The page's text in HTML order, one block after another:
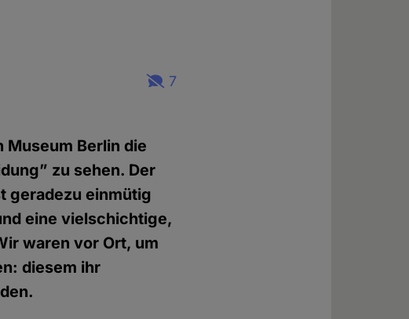
7
Museum Berlin die
zu sehen. Der
geradezu einmütig
eine vielschichtige,
waren vor Ort, um
diesem ihr